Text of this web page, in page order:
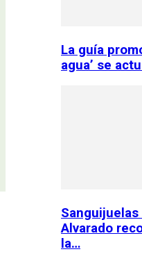
La guía
agua’ se
Sanguijuelas
Alvarado
la…